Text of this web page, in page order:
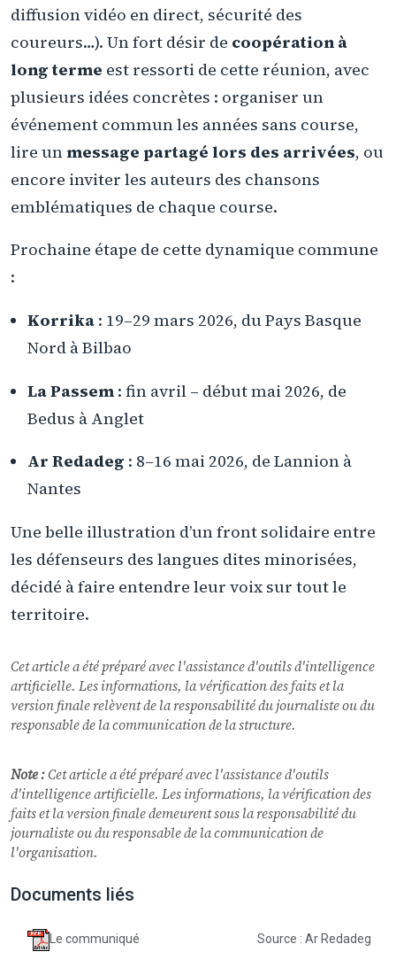
diffusion vidéo en direct, sécurité des
coureurs…). Un fort désir de coopération à
long terme est ressorti de cette réunion, avec
plusieurs idées concrètes : organiser un
événement commun les années sans course,
lire unmessage partagé lors des arrivées, ou
encore inviter les auteurs des chansons
emblématiques de chaque course.
Prochaine étape de cette dynamique commune
:
Korrika : 19–29 mars 2026, du Pays Basque
Nord à Bilbao
La Passem : fin avril – début mai 2026, de
Bedus à Anglet
Ar Redadeg : 8–16 mai 2026, de Lannion à
Nantes
Une belle illustration d’un front solidaire entre
les défenseurs des langues dites minorisées,
décidé à faire entendre leur voix sur tout le
territoire.
Cet article a été préparé avec l'assistance d'outils d'intelligence
artificielle. Les informations, la vérification des faits et la
version finale relèvent de la responsabilité du journaliste ou du
responsable de la communication de la structure.
Note :Cet article a été préparé avec l'assistance d'outils
d'intelligence artificielle. Les informations, la vérification des
faits et la version finale demeurent sous la responsabilité du
journaliste ou du responsable de la communication de
l'organisation.
Documents liés
Le communiqué Source : Ar Redadeg